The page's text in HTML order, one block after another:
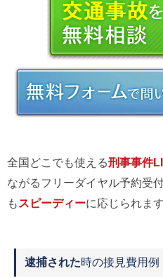
全国どこでも使える刑事事件
ながるフリーダイヤル予約受
も スピーディーに応じられます
逮捕された時の接見費用例